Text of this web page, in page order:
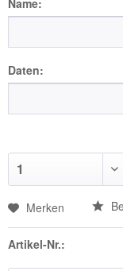
Name:
Daten:
Merken
Artikel-Nr.: